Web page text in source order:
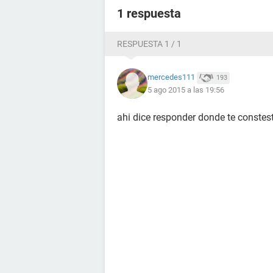
1 respuesta
RESPUESTA 1 / 1
mercedes111 193
5 ago 2015 a las 19:56
ahi dice responder donde te